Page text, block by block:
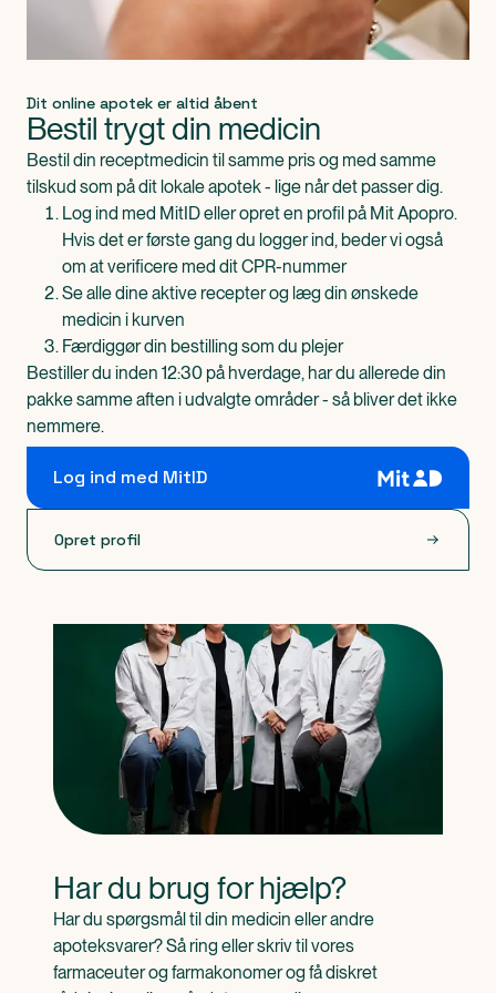
Dit online apotek er altid åbent
Bestil trygt din medicin
Bestil din receptmedicin til samme pris og med samme
tilskud som på dit lokale apotek - lige når det passer dig.
Log ind med MitID eller opret en profil på Mit Apopro.
Hvis det er første gang du logger ind, beder vi også
om at verificere med dit CPR-nummer
Se alle dine aktive recepter og læg din ønskede
medicin i kurven
Færdiggør din bestilling som du plejer
Bestiller du inden 12:30 på hverdage, har du allerede din
pakke samme aften i udvalgte områder - så bliver det ikke
nemmere.
Log ind med MitID
Opret profil
Har du brug for hjælp?
Har du spørgsmål til din medicin eller andre
apoteksvarer? Så ring eller skriv til vores
farmaceuter og farmakonomer og få diskret